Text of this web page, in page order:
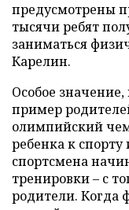
предусмотрены
тысячи ребят
заниматься
Карелин.
Особое
пример
олимпийский
ребенка к
спортсмена
тренировки – с
родители. Когда